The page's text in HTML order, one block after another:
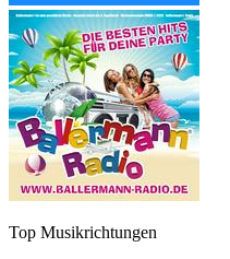
Top Musikrichtungen